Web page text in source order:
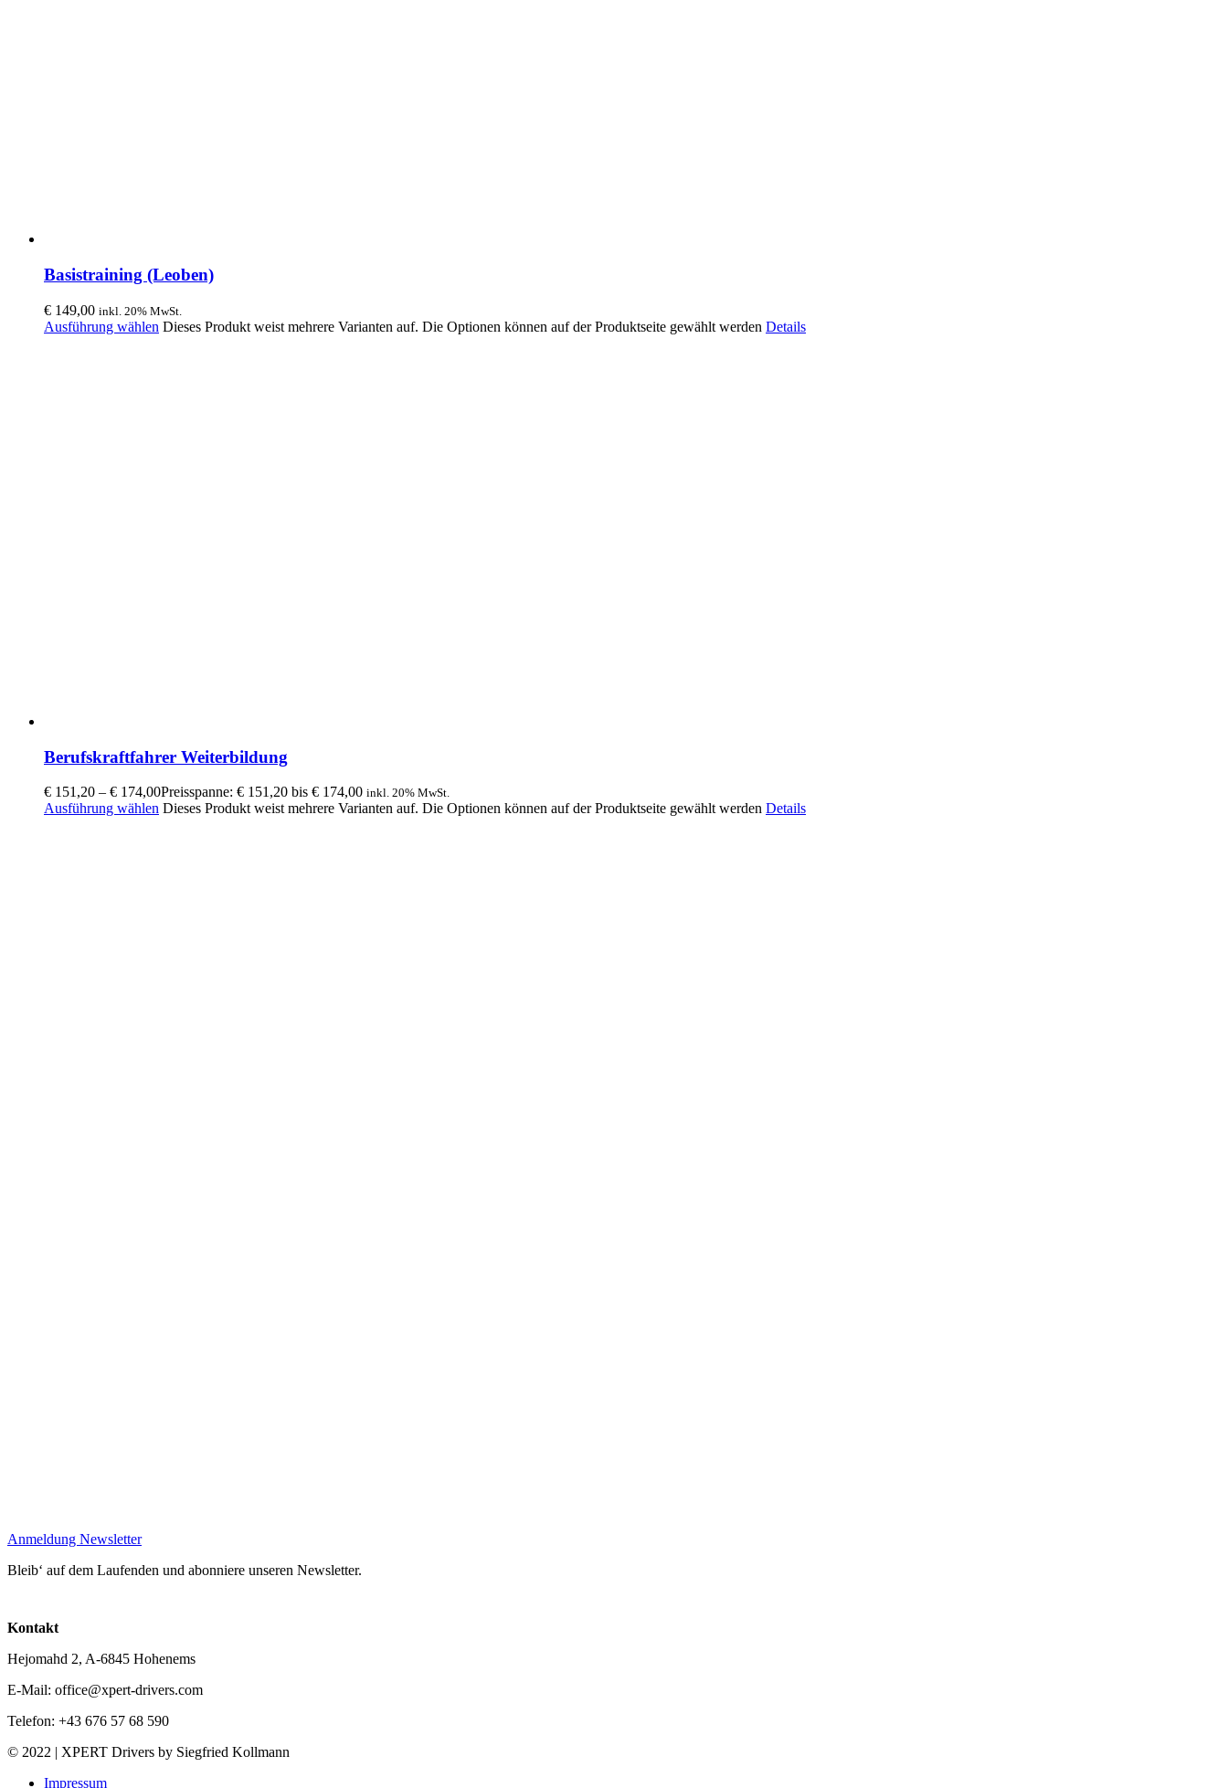
Basistraining (Leoben)
€ 149,00 inkl. 20% MwSt.
Ausführung wählen Dieses Produkt weist mehrere Varianten auf. Die Optionen können auf der Produktseite gewählt werden Details
Berufskraftfahrer Weiterbildung
€ 151,20 – € 174,00Preisspanne: € 151,20 bis € 174,00 inkl. 20% MwSt.
Ausführung wählen Dieses Produkt weist mehrere Varianten auf. Die Optionen können auf der Produktseite gewählt werden Details
Anmeldung Newsletter
Bleib‘ auf dem Laufenden und abonniere unseren Newsletter.
Kontakt
Hejomahd 2, A-6845 Hohenems
E-Mail: office@xpert-drivers.com
Telefon: +43 676 57 68 590
© 2022 | XPERT Drivers by Siegfried Kollmann
Impressum